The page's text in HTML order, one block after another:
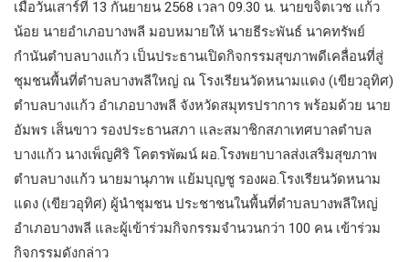
เมื่อวันเสาร์ที่ 13 กันยายน 2568 เวลา 09.30 น. นายขจิตเวช แก้ว
น้อย นายอำเภอบางพลี มอบหมายให้ นายธีระพันธ์ นาคทรัพย์
กำนันตำบลบางแก้ว เป็นประธานเปิดกิจกรรมสุขภาพดีเคลื่อนที่สู่
ชุมชนพื้นที่ตำบลบางพลีใหญ่ ณ โรงเรียนวัดหนามแดง (เขียวอุทิศ)
ตำบลบางแก้ว อำเภอบางพลี จังหวัดสมุทรปราการ พร้อมด้วย นาย
อัมพร เส็นขาว รองประธานสภา และสมาชิกสภาเทศบาลตำบล
บางแก้ว นางเพ็ญศิริ โคตรพัฒน์ ผอ.โรงพยาบาลส่งเสริมสุขภาพ
ตำบลบางแก้ว นายมานุภาพ แย้มบุญชู รองผอ.โรงเรียนวัดหนาม
แดง (เขียวอุทิศ) ผู้นำชุมชน ประชาชนในพื้นที่ตำบลบางพลีใหญ่
อำเภอบางพลี และผู้เข้าร่วมกิจกรรมจำนวนกว่า 100 คน เข้าร่วม
กิจกรรมดังกล่าว